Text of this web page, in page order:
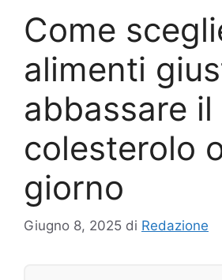
Come
alimenti
abbassare il
colesterolo
giorno
Giugno 8, 2025 di Redazione